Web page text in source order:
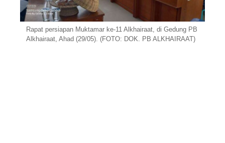
Rapat persiapan Muktamar ke-11 Alkhairaat, di Gedung PB
Alkhairaat, Ahad (29/05). (FOTO: DOK. PB ALKHAIRAAT)